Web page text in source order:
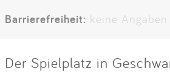
Barrierefreiheit: keine Angaben
Der Spielplatz in